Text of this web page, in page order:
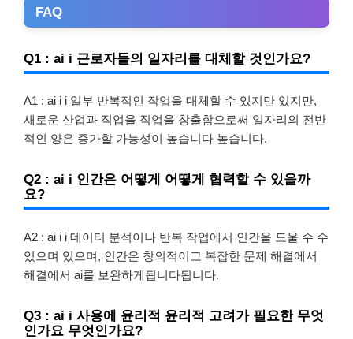
FAQ
Q1 : ai i 근로자들의 일자리를 대체할 것인가요?
A1 : ai i i 일부 반복적인 작업을 대체할 수 있지만 있지만,
새로운 산업과 직업을 직업을 창출함으로써 일자리의 전반
적인 양은 증가할 가능성이 높습니다 높습니다.
Q2 : ai i 인간은 어떻게 어떻게 협력할 수 있을까
요?
A2 : ai i i 데이터 분석이나 반복 작업에서 인간을 도울 수 수
있으며 있으며, 인간은 창의적이고 복잡한 문제 해결에서
해결에서 ai를 보완하게됩니다됩니다.
Q3 : ai i 사용에 윤리적 윤리적 고려가 필요한 무엇
인가요 무엇인가요?